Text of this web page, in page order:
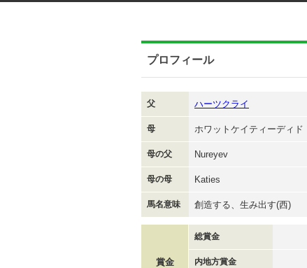
プロフィール
父 ハーツクライ
母 ホワットケイティーディド
母の父 Nureyev
母の母 Katies
馬名意味 創造する、生み出す(西)
賞金
総賞金
内地方賞金